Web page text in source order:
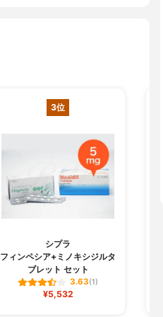
3位
シプラ
フィンペシア+ミノキシジルタ
ブレット セット
3.63(1)
¥5,532